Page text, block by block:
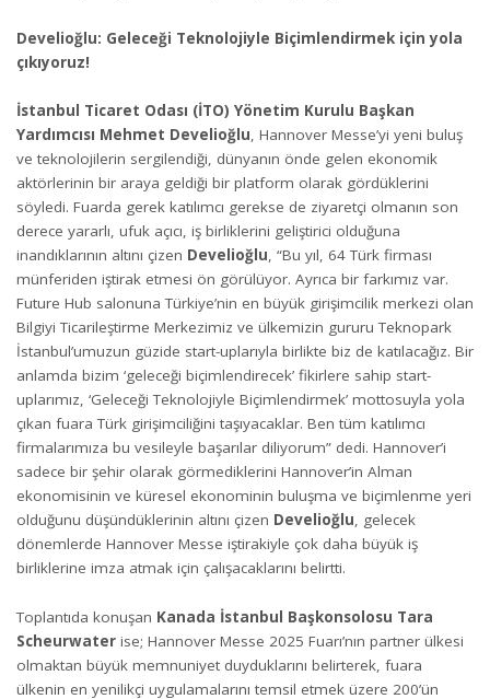
Develioğlu: Geleceği Teknolojiyle Biçimlendirmek için yola
çıkıyoruz!
İstanbul Ticaret Odası (İTO) Yönetim Kurulu Başkan
Yardımcısı Mehmet Develioğlu, Hannover Messe’yi yeni buluş
ve teknolojilerin sergilendiği, dünyanın önde gelen ekonomik
aktörlerinin bir araya geldiği bir platform olarak gördüklerini
söyledi. Fuarda gerek katılımcı gerekse de ziyaretçi olmanın son
derece yararlı, ufuk açıcı, iş birliklerini geliştirici olduğuna
inandıklarının altını çizen Develioğlu, “Bu yıl, 64 Türk firması
münferiden iştirak etmesi ön görülüyor. Ayrıca bir farkımız var.
Future Hub salonuna Türkiye’nin en büyük girişimcilik merkezi olan
Bilgiyi Ticarileştirme Merkezimiz ve ülkemizin gururu Teknopark
İstanbul’umuzun güzide start-uplarıyla birlikte biz de katılacağız. Bir
anlamda bizim ‘geleceği biçimlendirecek’ fikirlere sahip start-
uplarımız, ‘Geleceği Teknolojiyle Biçimlendirmek’ mottosuyla yola
çıkan fuara Türk girişimciliğini taşıyacaklar. Ben tüm katılımcı
firmalarımıza bu vesileyle başarılar diliyorum” dedi. Hannover’i
sadece bir şehir olarak görmediklerini Hannover’in Alman
ekonomisinin ve küresel ekonominin buluşma ve biçimlenme yeri
olduğunu düşündüklerinin altını çizen Develioğlu, gelecek
dönemlerde Hannover Messe iştirakiyle çok daha büyük iş
birliklerine imza atmak için çalışacaklarını belirtti.
Toplantıda konuşan Kanada İstanbul Başkonsolosu Tara
Scheurwater ise; Hannover Messe 2025 Fuarı’nın partner ülkesi
olmaktan büyük memnuniyet duyduklarını belirterek, fuara
ülkenin en yenilikçi uygulamalarını temsil etmek üzere 200’ün